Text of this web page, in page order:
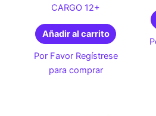
CARGO 12+
Añadir al carrito
Por Favor Regístrese
para comprar